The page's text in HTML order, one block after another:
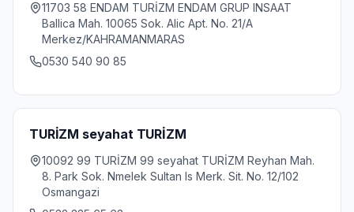
11703 58 ENDAM TURİZM ENDAM GRUP INSAAT
Ballica Mah. 10065 Sok. Alic Apt. No. 21/A
Merkez/KAHRAMANMARAS
0530 540 90 85
TURİZM seyahat TURİZM
10092 99 TURİZM 99 seyahat TURİZM Reyhan Mah.
8. Park Sok. Nmelek Sultan Is Merk. Sit. No. 12/102
Osmangazi